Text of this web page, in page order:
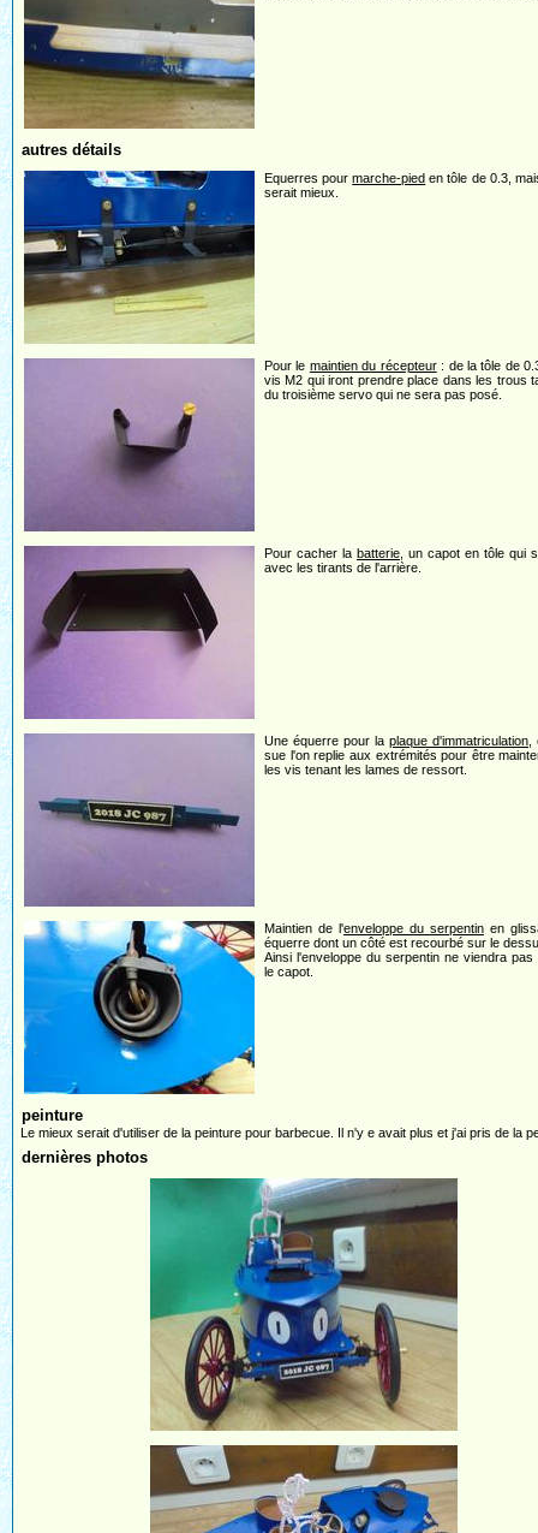
autres détails
Equerres pourmarche-pied en tôle de 0.3,
serait mieux.
Pour le maintien du récepteur: de la tôle de
vis M2 qui iront prendre place dans les trous
du troisième servo qui ne sera pas posé.
Pour cacher la batterie , un capot en tôle qui
avec les tirants de l'arrière.
Une équerre pour la plaque d'immatriculation
sue l'on replie aux extrémités pour être
les vis tenant les lames de ressort.
Maintien de l'enveloppe du serpentin en
équerre dont un côté est recourbé sur le
Ainsi l'enveloppe du serpentin ne viendra pas
le capot.
peinture
Le mieux serait d'utiliser de la peinture pour barbecue. Il n'y e avait plus et j'ai pris de la
dernières photos